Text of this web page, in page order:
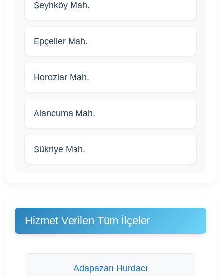
Şeyhköy Mah.
Epçeller Mah.
Horozlar Mah.
Alancuma Mah.
Şükriye Mah.
Hizmet Verilen Tüm İlçeler
Adapazarı Hurdacı